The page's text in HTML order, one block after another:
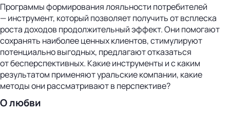
Программы формирования лояльности потребителей
— инструмент, который позволяет получить от всплеска
роста доходов продолжительный эффект. Они помогают
сохранять наиболее ценных клиентов, стимулируют
потенциально выгодных, предлагают отказаться
от бесперспективных. Какие инструменты и с каким
результатом применяют уральские компании, какие
методы они рассматривают в перспективе?
О любви